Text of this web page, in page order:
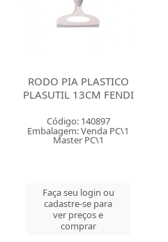
RODO PIA PLASTICO
PLASUTIL 13CM FENDI
Código: 140897
Embalagem: Venda PC\1
Master PC\1
Faça seu login ou
cadastre-se para
ver preços e
comprar